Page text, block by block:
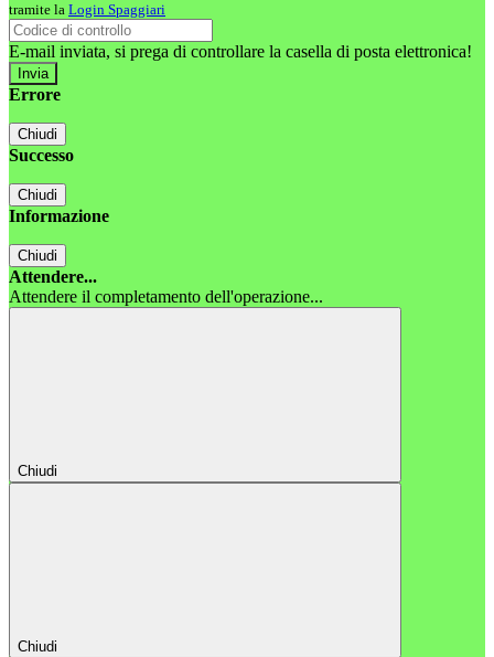
tramite la Login Spaggiari
E-mail inviata, si prega di controllare la casella di posta elettronica!
Errore
Chiudi
Successo
Chiudi
Informazione
Chiudi
Attendere...
Attendere il completamento dell'operazione...
Chiudi
Chiudi